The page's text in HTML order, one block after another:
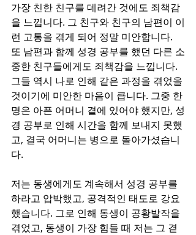
가장 친한 친구를 데려간 것에도 죄책감
을 느낍니다. 그 친구와 친구의 남편이 이
런 고통을 겪게 되어 정말 미안합니다.
또 남편과 함께 성경 공부를 했던 다른 소
중한 친구들에게도 죄책감을 느낍니다.
그들 역시 나로 인해 같은 과정을 겪었을
것이기에 미안한 마음이 큽니다. 그중 한
명은 아픈 어머니 곁에 있어야 했지만, 성
경 공부로 인해 시간을 함께 보내지 못했
고, 결국 어머니는 병으로 돌아가셨습니
다.
저는 동생에게도 계속해서 성경 공부를
하라고 압박했고, 공격적인 태도로 강요
했습니다. 그로 인해 동생이 공황발작을
겪었고, 동생이 가장 힘들 때 저는 그 곁